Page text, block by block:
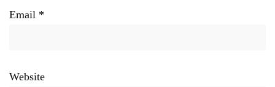
Email *
Website